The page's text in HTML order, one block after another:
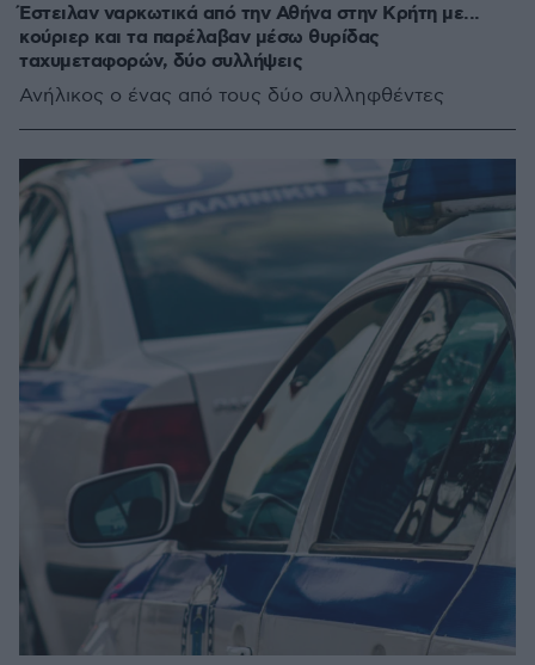
Έστειλαν ναρκωτικά από την Αθήνα στην Κρήτη με...
κούριερ και τα παρέλαβαν μέσω θυρίδας
ταχυμεταφορών, δύο συλλήψεις
Ανήλικος ο ένας από τους δύο συλληφθέντες